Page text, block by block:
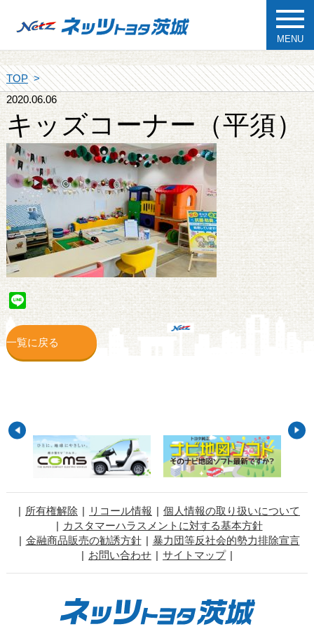
MENU
TOP
2020.06.06
キッズコーナー（平須）
Line
一覧に戻る
所有権解除 リコール情報
個人情報の取り扱いについて
カスタマーハラスメントに対する基本方針
金融商品販売の勧誘方針
暴力団等反社会的勢力排除宣言
お問い合わせ
サイトマップ